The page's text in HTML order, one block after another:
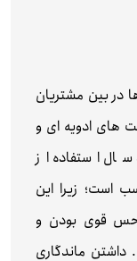
در بین مشتریان
های ادویه ای و
استفاده از
است؛ زیرا این
حس قوی بودن و
ماندگاری